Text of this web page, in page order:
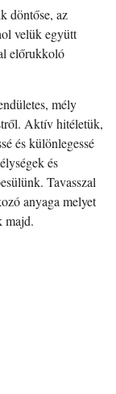
döntőse, az
velük együtt
előrukkoló
mély
Aktív hitéletük,
és különlegessé
és
Tavasszal
anyaga melyet
majd.